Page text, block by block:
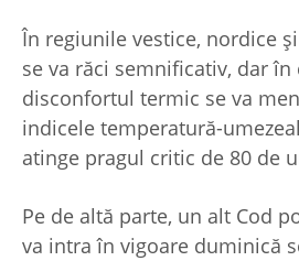
În regiunile vestice, nordice
se va răci semnificativ, dar în
disconfortul termic se va
indicele temperatură-
atinge pragul critic de 80 de
Pe de altă parte, un alt Cod
va intra în vigoare duminică